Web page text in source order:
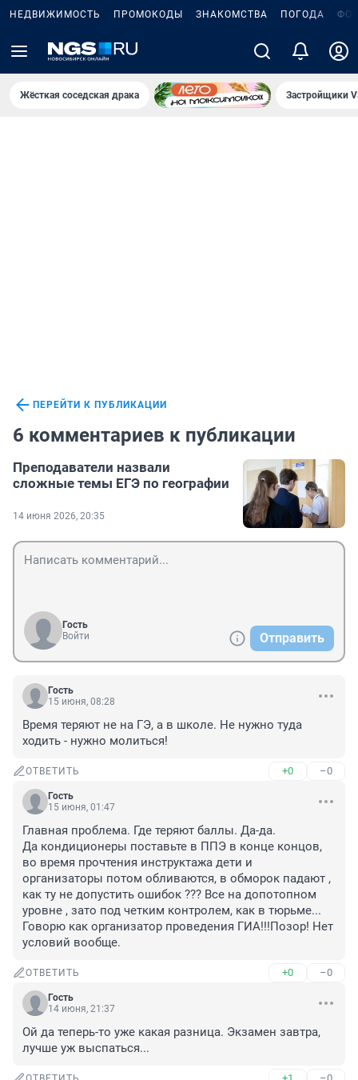
НЕДВИЖИМОСТЬ ПРОМОКОДЫ ЗНАКОМСТВА ПОГОДА
Жёсткая соседская драка Застройщики
ПЕРЕЙТИ К ПУБЛИКАЦИИ
6 комментариев к публикации
Преподаватели назвали
сложные темы ЕГЭ по географии
14 июня 2026, 20:35
Гость
Войти
Отправить
Гость
15 июня, 08:28
Время теряют не на ГЭ, а в школе. Не нужно туда
ходить - нужно молиться!
ОТВЕТИТЬ +0 –0
Гость
15 июня, 01:47
Главная проблема. Где теряют баллы. Да-да.
Да кондиционеры поставьте в ППЭ в конце концов,
во время прочтения инструктажа дети и
организаторы потом обливаются, в обморок падают ,
как ту не допустить ошибок ??? Все на допотопном
уровне , зато под четким контролем, как в тюрьме...
Говорю как организатор проведения ГИА!!!Позор! Нет
условий вообще.
ОТВЕТИТЬ +0 –0
Гость
14 июня, 21:37
Ой да теперь-то уже какая разница. Экзамен завтра,
лучше уж выспаться...